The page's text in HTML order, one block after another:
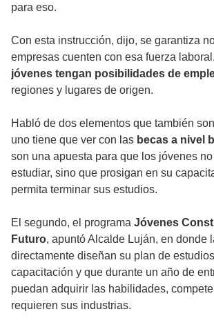
para eso.
Con esta instrucción, dijo, se garantiza
empresas cuenten con esa fuerza laboral,
jóvenes tengan posibilidades de
regiones y lugares de origen.
Habló de dos elementos que también
uno tiene que ver con las becas a nivel
son una apuesta para que los jóvenes
estudiar, sino que prosigan en su
permita terminar sus estudios.
El segundo, el programa Jóvenes
Futuro, apuntó Alcalde Luján, en donde
directamente diseñan su plan de
capacitación y que durante un año de
puedan adquirir las habilidades,
requieren sus industrias.